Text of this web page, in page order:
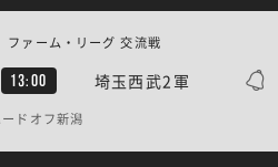
13:00 埼玉西武2軍
ァーム・リーグ 交流戦
ードオフ新潟